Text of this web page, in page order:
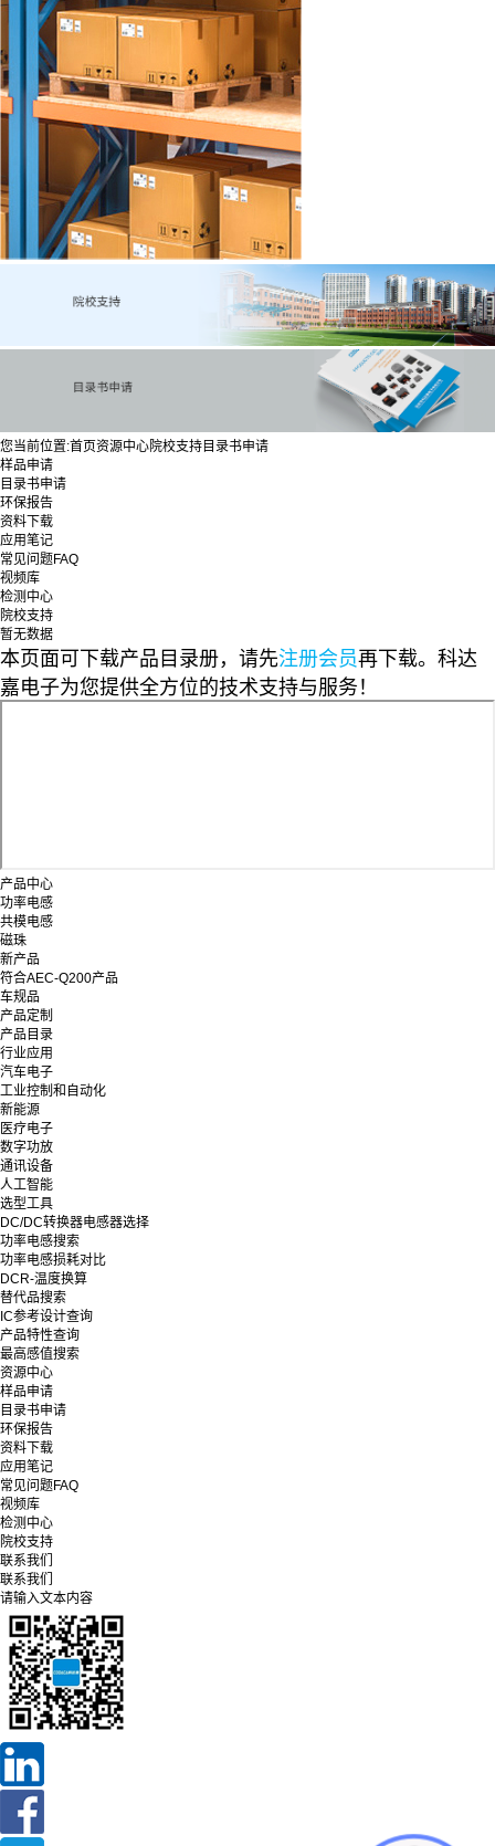
您当前位置:首页资源中心院校支持目录书申请
样品申请
目录书申请
环保报告
资料下载
应用笔记
常见问题FAQ
视频库
检测中心
院校支持
暂无数据
本页面可下载产品目录册，请先注册会员再下载。科达
嘉电子为您提供全方位的技术支持与服务！
产品中心
功率电感
共模电感
磁珠
新产品
符合AEC-Q200产品
车规品
产品定制
产品目录
行业应用
汽车电子
工业控制和自动化
新能源
医疗电子
数字功放
通讯设备
人工智能
选型工具
DC/DC转换器电感器选择
功率电感搜索
功率电感损耗对比
DCR-温度换算
替代品搜索
IC参考设计查询
产品特性查询
最高感值搜索
资源中心
样品申请
目录书申请
环保报告
资料下载
应用笔记
常见问题FAQ
视频库
检测中心
院校支持
联系我们
联系我们
请输入文本内容